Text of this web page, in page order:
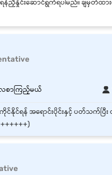
စာကြည့်မယ်